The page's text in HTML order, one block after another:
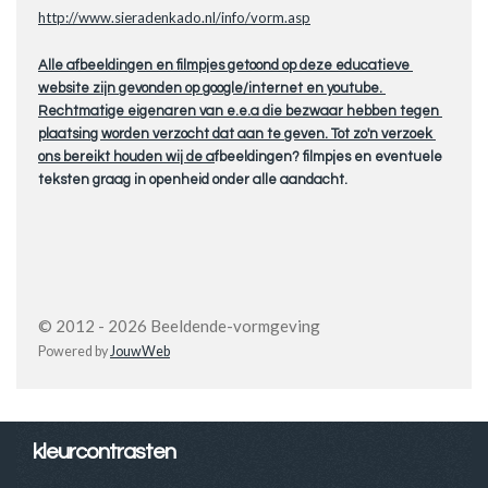
http://www.sieradenkado.nl/info/vorm.asp
Alle afbeeldingen en filmpjes getoond op deze educatieve
website zijn gevonden op google/internet en youtube.
Rechtmatige eigenaren van e.e.a die bezwaar hebben tegen
plaatsing worden verzocht dat aan te geven. Tot zo'n verzoek
ons bereikt houden wij de afbeeldingen? filmpjes en eventuele
teksten graag in openheid onder alle aandacht.
© 2012 - 2026 Beeldende-vormgeving
Powered by JouwWeb
kleurcontrasten